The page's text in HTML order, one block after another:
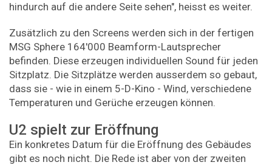
hindurch auf die andere Seite sehen", heisst es weiter.
Zusätzlich zu den Screens werden sich in der fertigen
MSG Sphere 164'000 Beamform-Lautsprecher
befinden. Diese erzeugen individuellen Sound für jeden
Sitzplatz. Die Sitzplätze werden ausserdem so gebaut,
dass sie - wie in einem 5-D-Kino - Wind, verschiedene
Temperaturen und Gerüche erzeugen können.
U2 spielt zur Eröffnung
Ein konkretes Datum für die Eröffnung des Gebäudes
gibt es noch nicht. Die Rede ist aber von der zweiten